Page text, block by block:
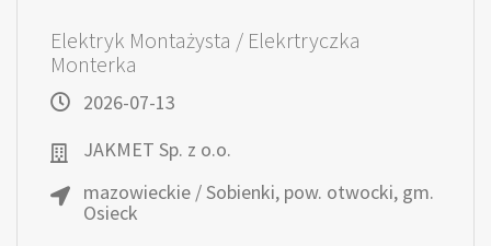
Elektryk Montażysta / Elekrtryczka
Monterka
2026-07-13
JAKMET Sp. z o.o.
mazowieckie / Sobienki, pow. otwocki, gm.
Osieck